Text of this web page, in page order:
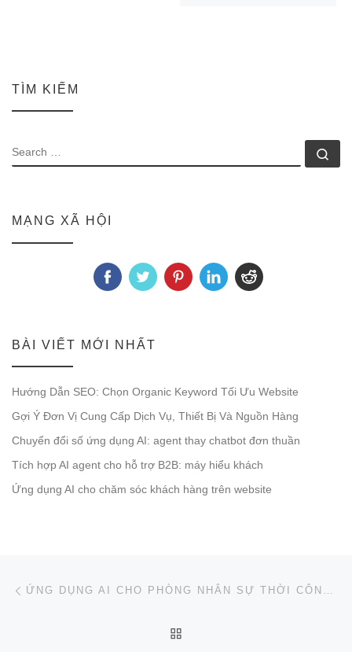
TÌM KIẾM
SEARCH
MẠNG XÃ HỘI
BÀI VIẾT MỚI NHẤT
Hướng Dẫn SEO: Chọn Organic Keyword Tối Ưu Website
Gợi Ý Đơn Vị Cung Cấp Dịch Vụ, Thiết Bị Và Nguồn Hàng
Chuyển đổi số ứng dụng AI: agent thay chatbot đơn thuần
Tích hợp AI agent cho hỗ trợ B2B: máy hiểu khách
Ứng dụng AI cho chăm sóc khách hàng trên website
Post navigation ỨNG DỤNG AI CHO PHÒNG NHÂN SỰ THỜI CÔNG NGHỆ